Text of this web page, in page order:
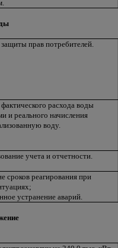
прав потребителей.
расхода воды
и реального начисления
воду.
учета и отчетности.
сроков реагирования при
устранение аварий.